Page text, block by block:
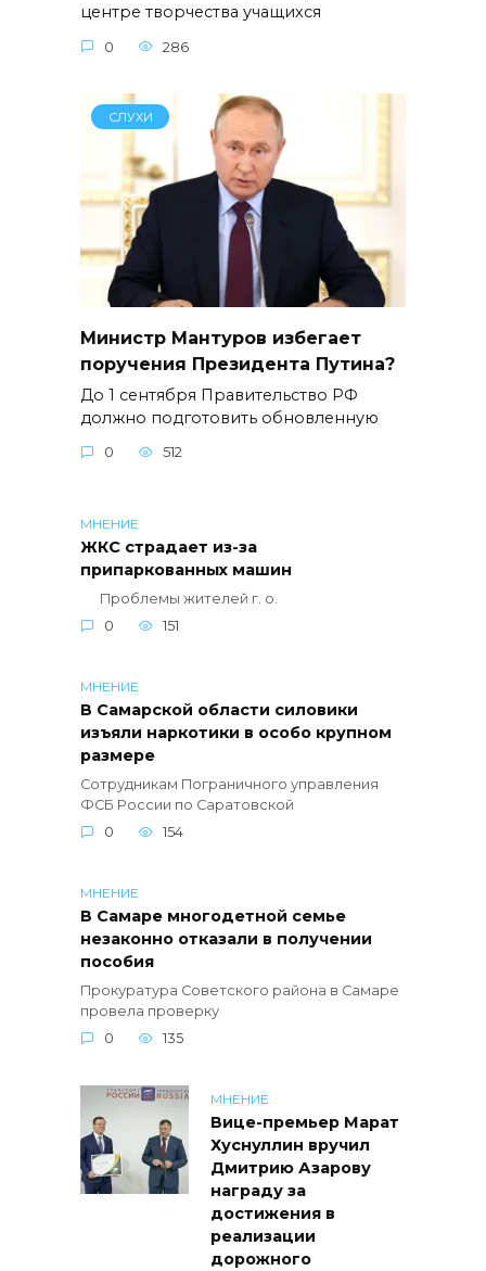
центре творчества учащихся
0 286
СЛУХИ
Министр Мантуров избегает
поручения Президента Путина?
До 1 сентября Правительство РФ
должно подготовить обновленную
0 512
МНЕНИЕ
ЖКС страдает из-за
припаркованных машин
Проблемы жителей г. о.
0
151
МНЕНИЕ
В Самарской области силовики
изъяли наркотики в особо крупном
размере
Сотрудникам Пограничного управления
ФСБ России по Саратовской
0
154
МНЕНИЕ
В Самаре многодетной семье
незаконно отказали в получении
пособия
Прокуратура Советского района в Самаре
провела проверку
0
135
МНЕНИЕ
Вице-премьер Марат
Хуснуллин вручил
Дмитрию Азарову
награду за
достижения в
реализации
дорожного